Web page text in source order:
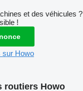
et des véhicules ?
!
sur Howo
routiers Howo